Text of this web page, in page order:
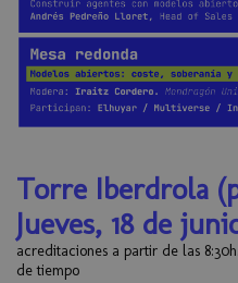
Torre Iberdrola
Jueves, 18 de
acreditaciones a partir de las
de tiempo